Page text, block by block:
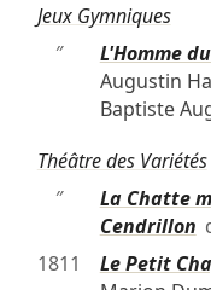
Jeux Gymniques
″
L'Homme
Augustin
Baptiste
Théâtre des Variétés
″
La Chatte
Cendrillon
1811
Le Petit